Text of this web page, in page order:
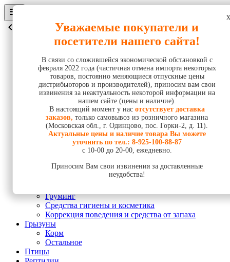
Корм
Корм повседневный
Корм диетический
Лакомства
Средства гигиены и косметика
Пеленки, подгузники, штанишки
Игрушки
Инструменты груминга
Коррекция поведения и средства от запаха
Корм диетический
Груминг
Средства гигиены и косметика
Коррекция поведения и средства от запаха
Грызуны
Корм
Остальное
Птицы
Уважаемые покупатели и
посетители нашего сайта!
В связи со сложившейся экономической обстановкой с
февраля 2022 года (частичная отмена импорта некоторых
товаров, постоянно меняющиеся отпускные цены
дистрибьюторов и производителей), приносим вам свои
извинения за неактуальность некоторой информации на
нашем сайте (цены и наличие).
В настоящий момент у нас отсутствует доставка
заказов, только самовывоз из розничного магазина
(Московская обл., г. Одинцово, пос. Горки-2, д. 11).
Актуальные цены и наличие товара Вы можете
уточнить по тел.: 8-925-100-88-87
с 10-00 до 20-00, ежедневно.
Приносим Вам свои извинения за доставленные
неудобства!